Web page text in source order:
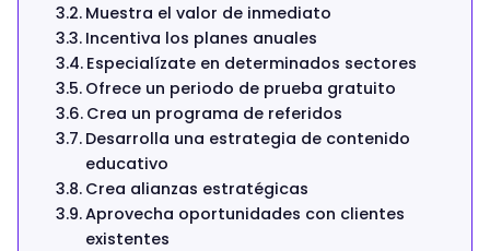
Muestra el valor de inmediato
Incentiva los planes anuales
Especialízate en determinados sectores
Ofrece un periodo de prueba gratuito
Crea un programa de referidos
Desarrolla una estrategia de contenido
educativo
Crea alianzas estratégicas
Aprovecha oportunidades con clientes
existentes